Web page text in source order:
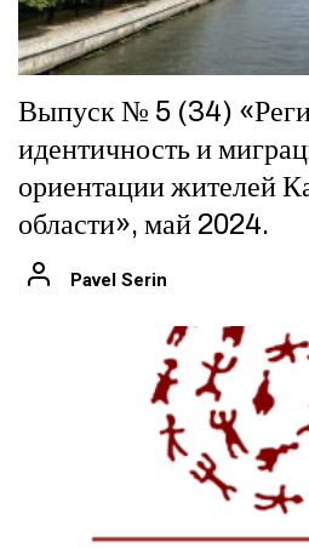
Выпуск № 5 (34)
идентичность и
ориентации жителей
области», май 2024.
Pavel Serin